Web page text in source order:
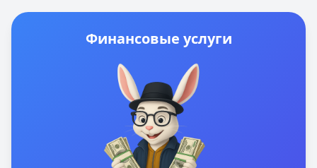
Финансовые услуги